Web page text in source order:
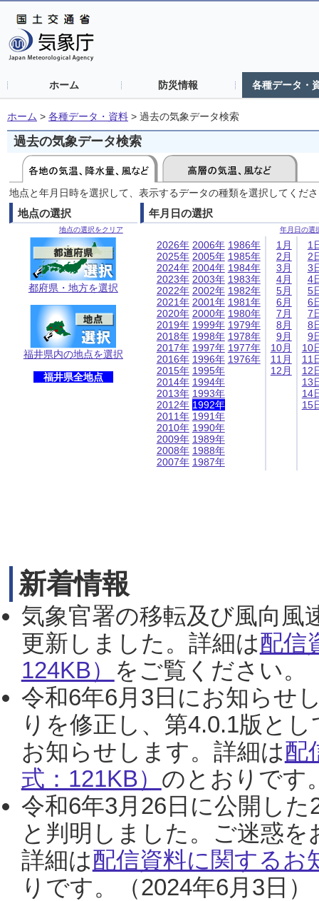
ホーム 防災情報 各種データ・
ホーム > 各種データ・資料 > 過去の気象データ検索
過去の気象データ検索
地点と年月日時を選択して、表示するデータの種類を選択してくだ
地点の選択
地点の選択をクリア
都府県・地方を選択
福井県内の地点を選択
福井県全地点
年月日の選択
年月日の選
2026年
2025年
2024年
2023年
2022年
2021年
2020年
2019年
2018年
2017年
2016年
2015年
2014年
2013年
2012年
2011年
2010年
2009年
2008年
2007年
2006年
2005年
2004年
2003年
2002年
2001年
2000年
1999年
1998年
1997年
1996年
1995年
1994年
1993年
1992年
1991年
1990年
1989年
1988年
1987年
1986年
1985年
1984年
1983年
1982年
1981年
1980年
1979年
1978年
1977年
1976年
1月
2月
3月
4月
5月
6月
7月
8月
9月
10月
11月
12月
1
2
3
4
5
6
7
8
9
10
11
12
13
14
15
新着情報
気象官署の移転及び風向風
更新しました。詳細は配信
124KB） をご覧ください。
令和6年6月3日にお知らせ
りを修正し、第4.0.1版と
お知らせします。詳細は配
式：121KB） のとおりです
令和6年3月26日に公開し
と判明しました。ご迷惑
詳細は配信資料に関するお
りです。（2024年6月3日）